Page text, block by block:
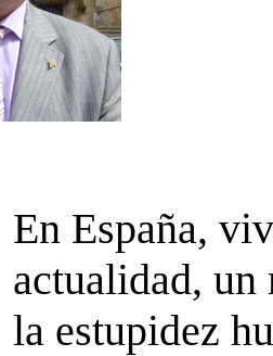
En España,
actualidad, un
la estupidez